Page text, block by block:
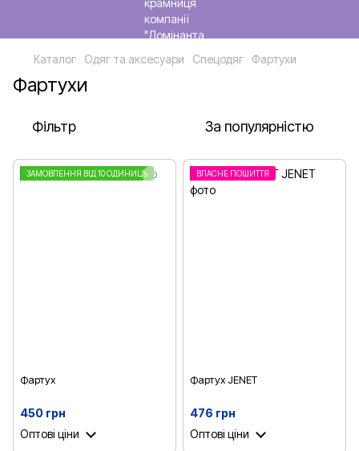
Каталог Одяг та аксесуари Спецодяг Фартухи
Фартухи
Фільтр За популярністю
ЗАМОВЛЕННЯ ВІД 10 ОДИНИЦЬ
Фартух
450 грн
Оптові ціни
ВЛАСНЕ ПОШИТТЯ
Фартух JENET
476 грн
Оптові ціни